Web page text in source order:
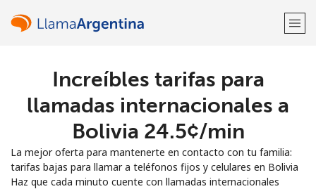
¡Bienvenido!
Regístrate con
Increíbles tarifas para
llamadas internacionales a
Bolivia ⁦24.5¢⁩/min
La mejor oferta para mantenerte en contacto con tu familia:
tarifas bajas para llamar a teléfonos fijos y celulares en Bolivia
Haz que cada minuto cuente con llamadas internacionales